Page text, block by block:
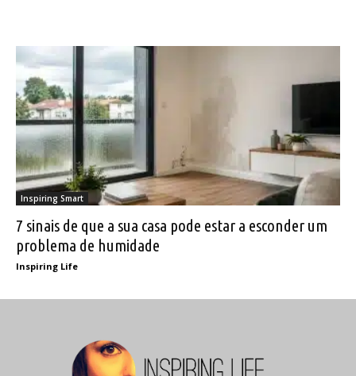
Inspiring Smart
7 sinais de que a sua casa pode estar a esconder um
problema de humidade
Inspiring Life